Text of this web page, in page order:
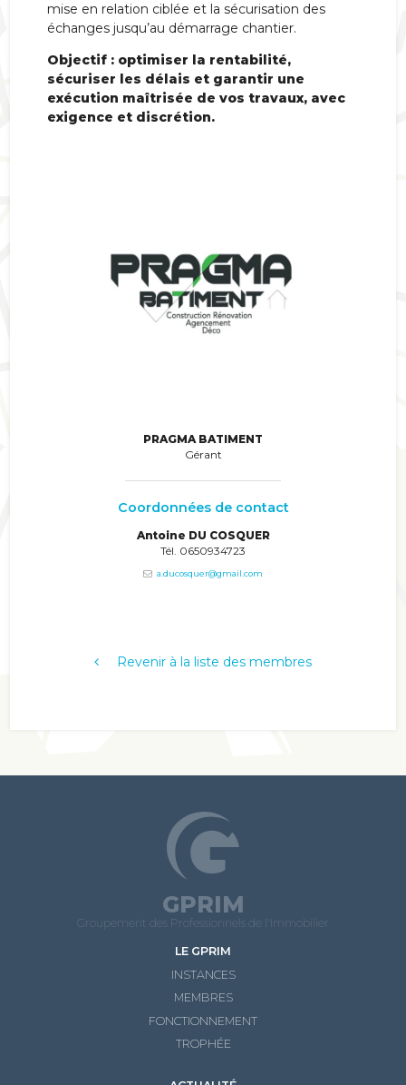
mise en relation ciblée et la sécurisation des
échanges jusqu’au démarrage chantier.
Objectif : optimiser la rentabilité,
sécuriser les délais et garantir une
exécution maîtrisée de vos travaux, avec
exigence et discrétion.
PRAGMA BATIMENT
Gérant
Coordonnées de contact
Antoine DU COSQUER
Tél. 0650934723
a.ducosquer@gmail.com
Revenir à la liste des membres
GPRIM
Groupement des Professionnels de l'Immobilier
LE GPRIM
INSTANCES
MEMBRES
FONCTIONNEMENT
TROPHÉE